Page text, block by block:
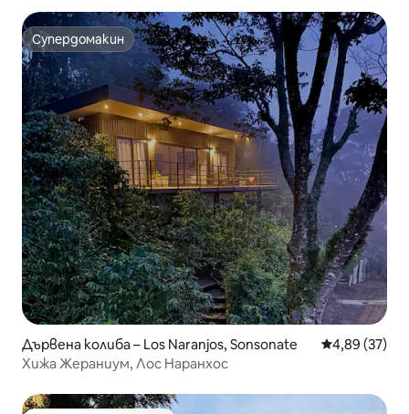
Супердомакин
Супердомакин
Дървена колиба – Los Naranjos, Sonsonate Средна
4,89 (37)
Хижа Жераниум, Лос Наранхос